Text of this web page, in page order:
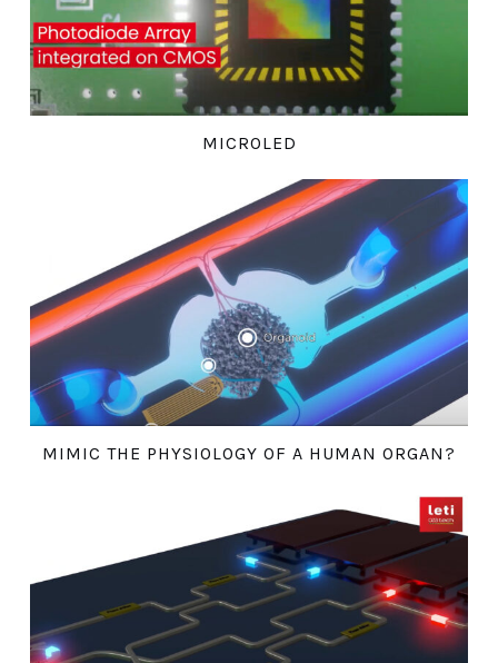
MICROLED
MIMIC THE PHYSIOLOGY OF A HUMAN ORGAN?